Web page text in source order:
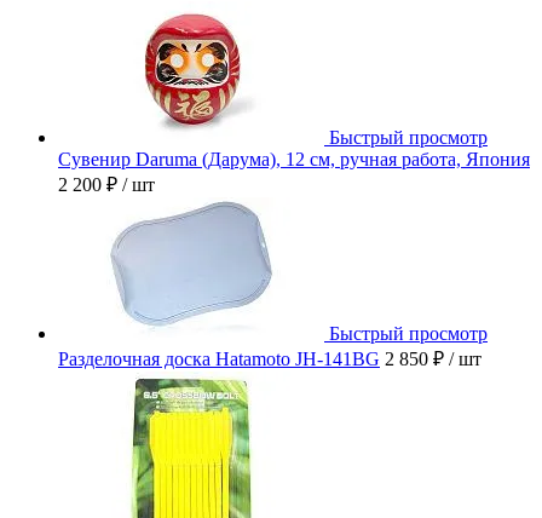
Быстрый просмотр
Сувенир Daruma (Дарума), 12 см, ручная работа, Япония
2 200 ₽ / шт
Быстрый просмотр
Разделочная доска Hatamoto JH-141BG 2 850 ₽ / шт